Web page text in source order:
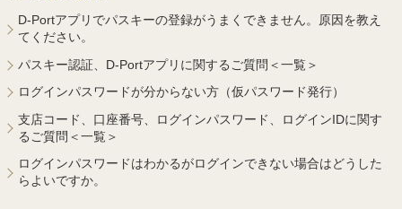
D-Portアプリでパスキーの登録がうまくできません。原因を教え
てください。
パスキー認証、D-Portアプリに関するご質問＜一覧＞
ログインパスワードが分からない方（仮パスワード発行）
支店コード、口座番号、ログインパスワード、ログインIDに関す
るご質問＜一覧＞
ログインパスワードはわかるがログインできない場合はどうした
らよいですか。